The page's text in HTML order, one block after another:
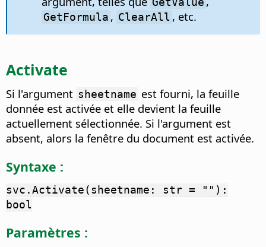
GetFormula , ClearAll , etc.
Activate
Si l'argument sheetname est fourni, la feuille
donnée est activée et elle devient la feuille
actuellement sélectionnée. Si l'argument est
absent, alors la fenêtre du document est activée.
Syntaxe :
svc.Activate(sheetname: str = ""):
bool
Paramètres :